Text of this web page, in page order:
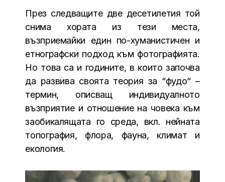
През следващите две десетилетия той
снима хората из тези места,
възприемайки един по-хуманистичен и
етнографски подход към фотографията.
Но това са и годините, в които започва
да развива своята теория за “фудо“ –
термин, описващ индивидуалното
възприятие и отношение на човека към
заобикалящата го среда, вкл. нейната
топография, флора, фауна, климат и
екология.